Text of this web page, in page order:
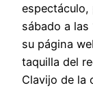
espectáculo,
sábado a las
su página
taquilla del
Clavijo de la